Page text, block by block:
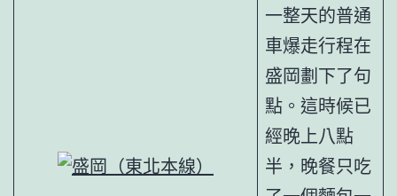
一整天的普通
車爆走行程在
盛岡劃下了句
點。這時候已
經晚上八點
半，晚餐只吃